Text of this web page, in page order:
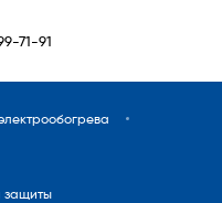
71-91
защиты